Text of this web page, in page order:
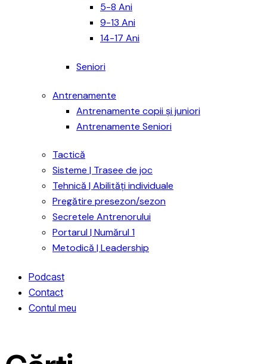
5-8 Ani
9-13 Ani
14-17 Ani
Seniori
Antrenamente
Antrenamente copii și juniori
Antrenamente Seniori
Tactică
Sisteme | Trasee de joc
Tehnică | Abilități individuale
Pregătire presezon/sezon
Secretele Antrenorului
Portarul | Numărul 1
Metodică | Leadership
Podcast
Contact
Contul meu
new